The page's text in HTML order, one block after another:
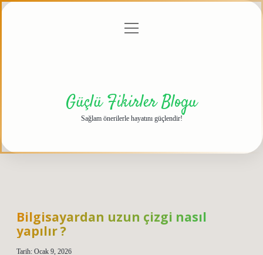
menüyü
Güçlü Fikirler Blogu
Sağlam önerilerle hayatını güçlendir!
Bilgisayardan uzun çizgi nasıl
yapılır ?
Tarih: Ocak 9, 2026